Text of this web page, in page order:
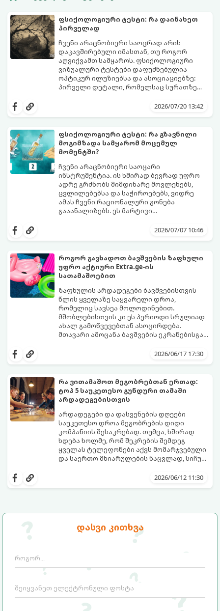
დასვი კითხვა
ფსიქოლოგიური ტესტი: რა დაინახეთ
პირველად
ჩვენი არაცნობიერი საოცრად არის
დაკავშირებული იმასთან, თუ როგორ
აღვიქვამთ სამყაროს. ფსიქოლოგიური
ვიზუალური ტესტები დაფუძნებულია
ოპტიკურ ილუზიებსა და ასოციაციებზე:
პირველი დეტალი, რომელსაც სურათზე
პიროვნების ფარულ მხარეებზე,2026/07/20 13:42
ფსიქოლოგიური ტესტი: რა გზავნილი
მოგიმზადა სამყარომ მოცემულ
მომენტში?
ჩვენი არაცნობიერი საოცარი
ინსტრუმენტია. ის ხშირად ბევრად უფრო
ადრე გრძნობს მიმდინარე მოვლენებს,
ცვლილებებსა და საჭიროებებს, ვიდრე
ამას ჩვენი რაციონალური გონება
გააანალიზებს. ეს მარტივი
ასოციაციურ აღქმაზეა დაფუძნებული,
თქვენთვის ცხოვრების ამ ეტაპზე.
აირჩიეთ სამი წერილიდან ის ერთი,
2026/07/07 10:46
როგორ გავხადოთ ბავშვების ზაფხული
უფრო აქტიური Extra.ge-ის
სათამაშოებით
ზაფხულის არდადეგები ბავშვებისთვის
წლის ყველაზე საყვარელი დროა,
რომელიც სავსეა მოლოდინებით.
მშობლებისთვის კი ეს პერიოდი სრულიად
ახალ გამოწვევებთან ასოცირდება.
მთავარი ამოცანა ბავშვების ეკრანებისგან
მიმართვაა. მნიშვნელოვანია მათთვის
ჯანსაღი რუტინა დასვენების დღეებშიც
აუცილებელია.
მარკეტფლეისი საქართველოში,
დაგეხმარებათ. აქ ყველა ასაკისა და
ინტერესის მქონე ბავშვისთვის მოიძებნება
იდეალური გასართობი საშუალება.
2026/06/17 17:30
რა ვითამაშოთ მეგობრებთან ერთად:
ტოპ 5 საუკეთესო გუნდური თამაში
არდადეგებისთვის
არდადეგები და დასვენების დღეები
საუკეთესო დროა მეგობრების დიდი
კომპანიის შესაკრებად. თუმცა, ხშირად
ხდება ხოლმე, რომ შეკრების შემდეგ
ყველას ტელეფონები აქვს მომარჯვებული
და საერთო მხიარულების ნაცვლად, სიჩუმე
დასაღწევად და ნამდვილი, ცოცხალი
იუმორით სავსე აქტივობები მეგობრებს
თქვენს არდადეგებს ნამდვილ
2026/06/12 11:30